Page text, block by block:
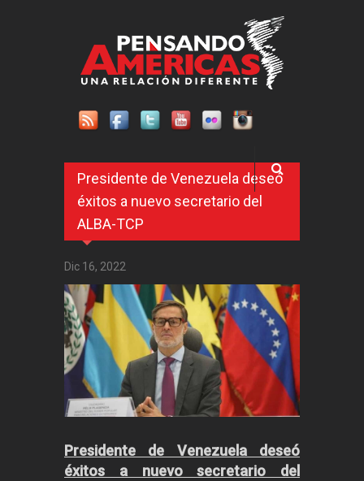
Presidente de Venezuela deseó
éxitos a nuevo secretario del
ALBA-TCP
Dic 16, 2022
Presidente de Venezuela deseó
éxitos a nuevo secretario del